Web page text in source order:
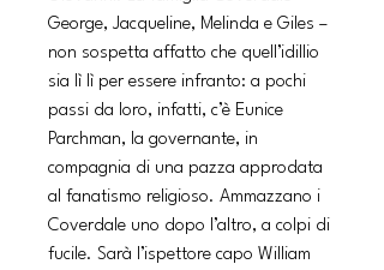
George, Jacqueline, Melinda e Giles –
non sospetta affatto che quell’idillio
sia lì lì per essere infranto: a pochi
passi da loro, infatti, c’è Eunice
Parchman, la governante, in
compagnia di una pazza approdata
al fanatismo religioso. Ammazzano i
Coverdale uno dopo l’altro, a colpi di
fucile. Sarà l’ispettore capo William